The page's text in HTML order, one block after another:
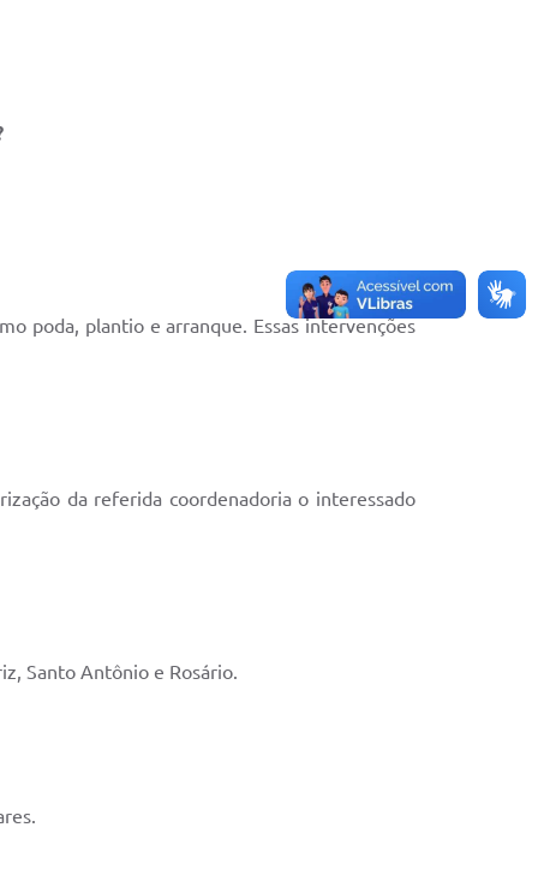
poda, plantio e arranque. Essas intervenções
da referida coordenadoria o interessado
Santo Antônio e Rosário.